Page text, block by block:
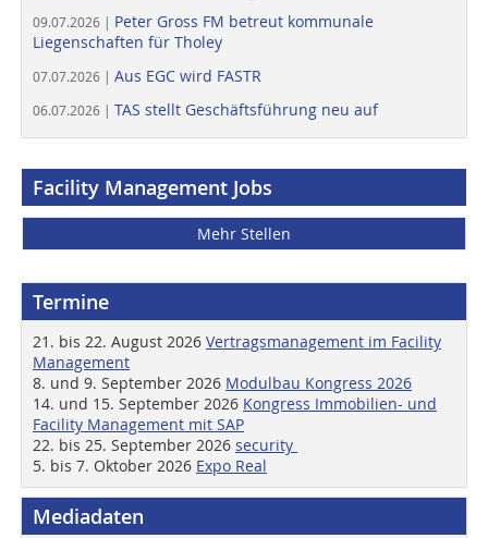
09.07.2026 | Peter Gross FM betreut kommunale
Liegenschaften für Tholey
07.07.2026 | Aus EGC wird FASTR
06.07.2026 | TAS stellt Geschäftsführung neu auf
Facility Management Jobs
Mehr Stellen
Termine
21. bis 22. August 2026 Vertragsmanagement im Facility
Management
8. und 9. September 2026 Modulbau Kongress 2026
14. und 15. September 2026 Kongress Immobilien- und
Facility Management mit SAP
22. bis 25. September 2026 security
5. bis 7. Oktober 2026 Expo Real
Mediadaten